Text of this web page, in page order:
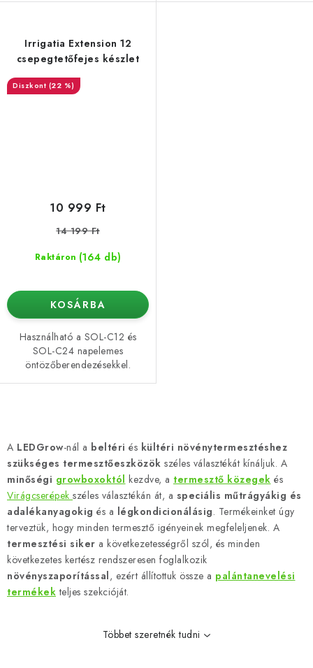
Irrigatia Extension 12
csepegtetőfejes készlet
(22 %)
Raktáron (164 db)
10 999 Ft
14 199 Ft
KOSÁRBA
Használható a SOL-C12 és
SOL-C24 napelemes
öntözőberendezésekkel.
i
s
t
a
i
r
á
n
y
A LEDGrow-nál a beltéri és kültéri növénytermesztéshez
szükséges termesztőeszközök széles választékát kínáljuk. A
minőségi growboxoktól kezdve, a termesztő közegek és
Virágcserépek széles választékán át, a speciális műtrágyákig és
adalékanyagokig és a légkondicionálásig. Termékeinket úgy
terveztük, hogy minden termesztő igényeinek megfeleljenek. A
termesztési siker a következetességről szól, és minden
következetes kertész rendszeresen foglalkozik
növényszaporítással, ezért állítottuk össze a palántanevelési
termékek teljes szekcióját.
Többet szeretnék tudni